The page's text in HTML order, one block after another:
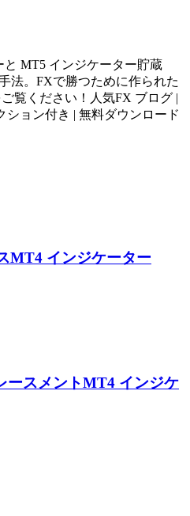
MT5 インジケーター貯蔵
法。FXで勝つために作られた
覧ください！人気FX ブログ |
ション付き | 無料ダウンロード
MT4 インジケーター
ースメントMT4 インジケ